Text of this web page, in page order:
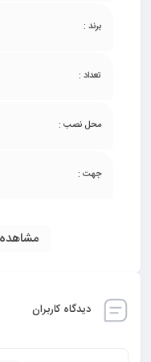
برند :
تعداد :
محل نصب :
جهت :
دیدگاه کاربران